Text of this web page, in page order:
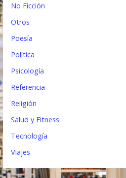
No Ficción
Otros
Poesía
Política
Psicología
Referencia
Religión
Salud y Fitness
Tecnología
Viajes